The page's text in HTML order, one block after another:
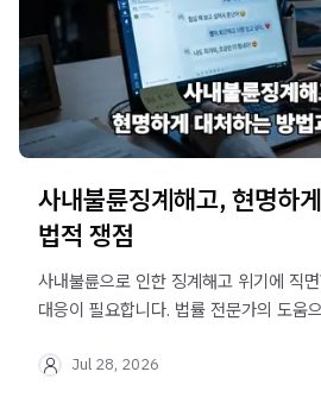
사내불륜징계해고, 현명하
법적 쟁점
사내불륜으로 인한 징계해고 위기에 직
대응이 필요합니다. 법률 전문가의 도움
Jul 28, 2026